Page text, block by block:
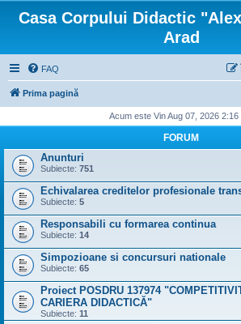
Casa Corpului Didactic
Arad
FAQ
Prima pagină
Acum este Vin Aug 07, 2026 2:16
FORUM
Anunturi
Subiecte: 751
Echivalarea creditelor profesionale
Subiecte: 5
Responsabili cu formarea continua
Subiecte: 14
Simpozioane si concursuri nationale
Subiecte: 65
Proiect POSDRU 137974
CARIERA DIDACTICĂ"
Subiecte: 11